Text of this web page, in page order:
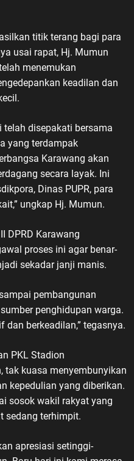
titik terang bagi para
usai rapat, Hj. Mumun
menemukan
keadilan dan
telah disepakati bersama
yang terdampak
Karawang akan
secara layak. Ini
Dinas PUPR, para
ungkap Hj. Mumun.
DPRD Karawang
proses ini agar benar-
sekadar janji manis.
pembangunan
penghidupan warga.
berkeadilan,” tegasnya.
PKL Stadion
tak kuasa menyembunyikan
kepedulian yang diberikan.
sosok wakil rakyat yang
sedang terhimpit.
apresiasi setinggi-